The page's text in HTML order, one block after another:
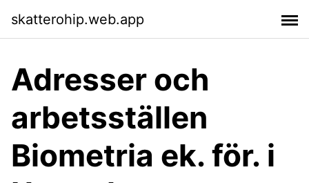
skatterohip.web.app
Adresser och
arbetsställen
Biometria ek. för. i